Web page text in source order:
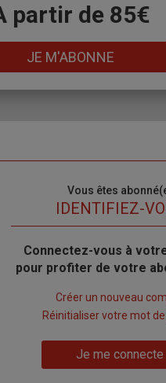
partir de 85€
JE M'ABONNE
Vous êtes
IDENTIFIEZ-
Body
Connectez-vous à
pour profiter de votre
compte"
Créer un nouveau
Réinitialiser votre mot
Je me connecte